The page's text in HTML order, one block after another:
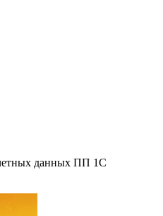
данных ПП 1С